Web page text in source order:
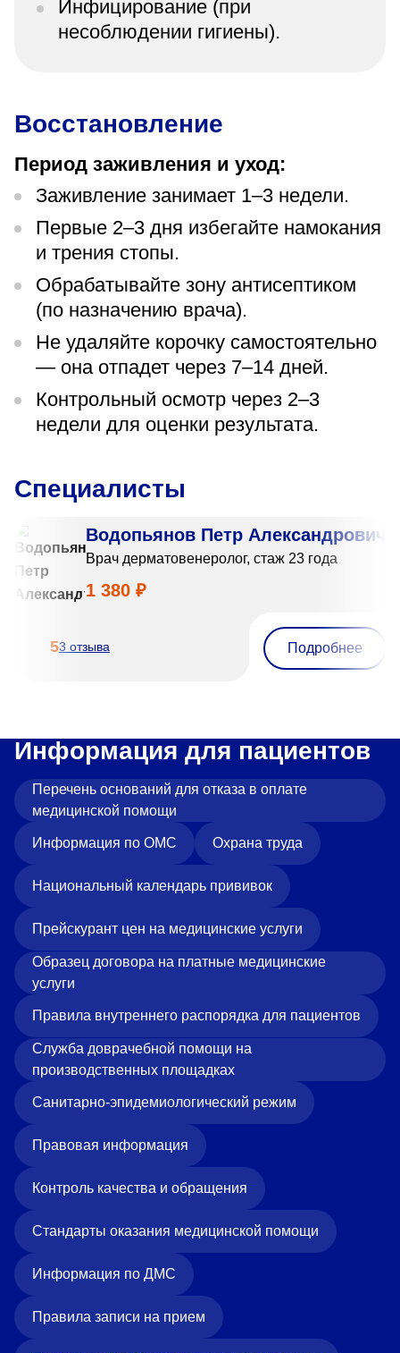
Инфицирование (при
несоблюдении гигиены).
Восстановление
Период заживления и уход:
Заживление занимает 1–3 недели.
Первые 2–3 дня избегайте намокания
и трения стопы.
Обрабатывайте зону антисептиком
(по назначению врача).
Не удаляйте корочку самостоятельно
— она отпадет через 7–14 дней.
Контрольный осмотр через 2–3
недели для оценки результата.
Специалисты
Водопьянов Петр Александрович
Врач дерматовенеролог, стаж 23 года
1 380 ₽
53 отзыва Подробнее
Информация для пациентов
Перечень оснований для отказа в оплате
медицинской помощи
Информация по ОМС Охрана труда
Национальный календарь прививок
Прейскурант цен на медицинские услуги
Образец договора на платные медицинские
услуги
Правила внутреннего распорядка для пациентов
Служба доврачебной помощи на
производственных площадках
Санитарно-эпидемиологический режим
Правовая информация
Контроль качества и обращения
Стандарты оказания медицинской помощи
Информация по ДМС
Правила записи на прием